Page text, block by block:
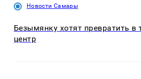
Новости Самары
Безымянку хотят превратить в
центр